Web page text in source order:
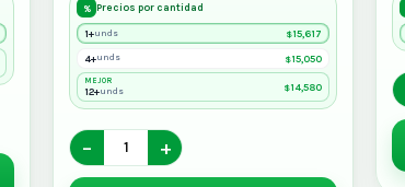
% Precios por cantidad
1+unds $15,617
4+unds $15,050
MEJOR
12+unds $14,580
− +